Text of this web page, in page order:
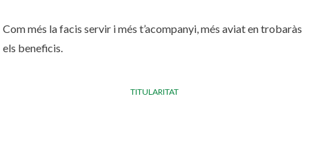
Com més la facis servir i més t’acompanyi, més aviat en trobaràs
els beneficis.
TITULARITAT